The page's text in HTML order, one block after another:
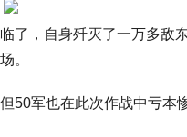
临了，自身歼灭了一万多敌
场。
但50军也在此次作战中亏本